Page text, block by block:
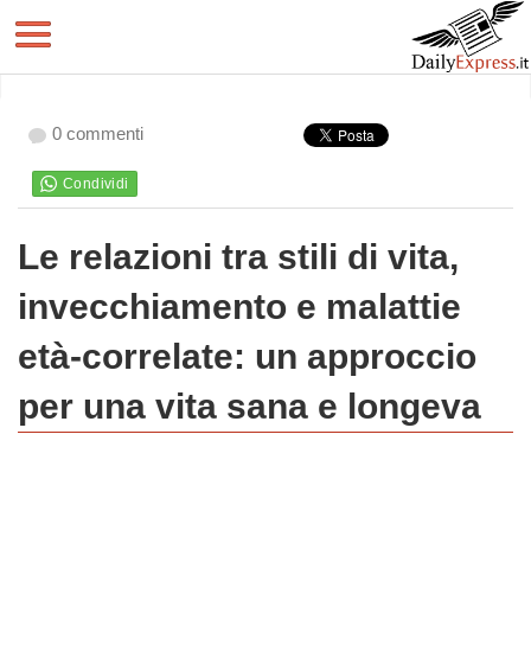
0 commenti
Le relazioni tra stili di vita,
invecchiamento e malattie
età-correlate: un approccio
per una vita sana e longeva